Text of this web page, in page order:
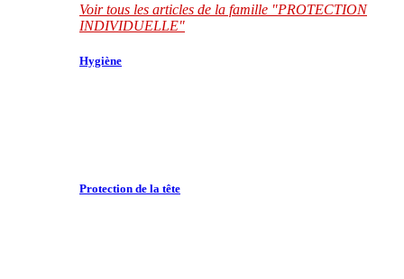
Voir tous les articles de la famille "PROTECTION
INDIVIDUELLE"
Hygiène
Protection de la tête